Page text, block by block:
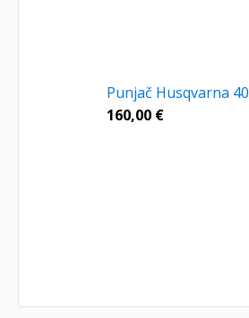
Punjač Husqvarna
160,00 €